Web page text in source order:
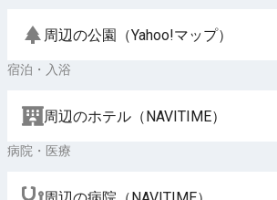
周辺の公園（Yahoo!マップ）
宿泊・入浴
周辺のホテル（NAVITIME）
病院・医療